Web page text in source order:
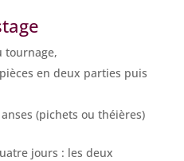
tournage,
en deux parties puis
(pichets ou théières)
jours : les deux